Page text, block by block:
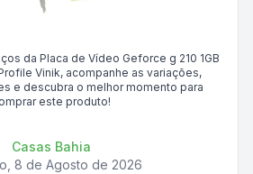
daPlaca de Vídeo Geforce g 210 1GB
Vinik, acompanhe as variações,
e descubra o melhor momento para
este produto!
Casas Bahia
8 de Agosto de 2026